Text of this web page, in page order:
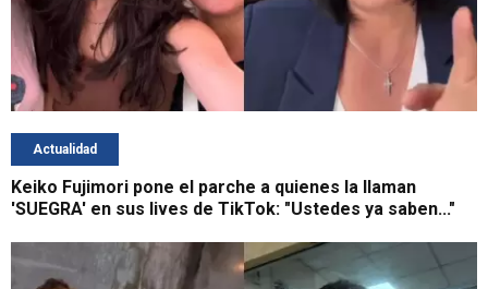
Actualidad
Keiko Fujimori pone el parche a quienes la llaman
'SUEGRA' en sus lives de TikTok: "Ustedes ya saben..."